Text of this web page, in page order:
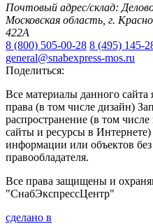
Почтовый адрес/склад:
Московская область, г.
422А
8 (800) 505-00-28 8 (495) 145-
general@snabexpress-mos.ru
Поделиться:
Все материалы данного сайта
права (в том числе дизайн)
распространение (в том
сайты и ресурсы в
информации или объектов без
правообладателя.
Все права защищены и
"СнабЭкспрессЦентр"
сделано в